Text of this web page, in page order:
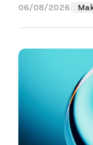
06/08/2026